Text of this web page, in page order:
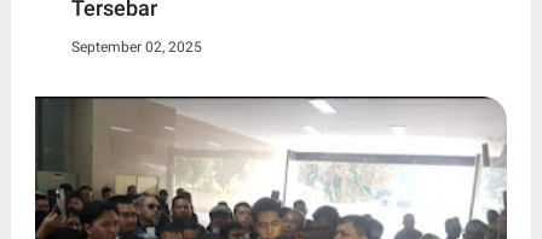
Tersebar
September 02, 2025